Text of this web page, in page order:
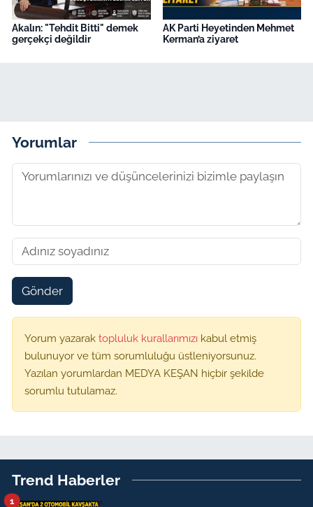
Akalın: "Tehdit Bitti" demek
gerçekçi değildir
AK Parti Heyetinden Mehmet
Kerman’a ziyaret
Yorumlar
Gönder
Yorum yazarak topluluk kurallarımızı kabul etmiş
bulunuyor ve tüm sorumluluğu üstleniyorsunuz.
Yazılan yorumlardan MEDYA KEŞAN hiçbir şekilde
sorumlu tutulamaz.
Trend Haberler
1